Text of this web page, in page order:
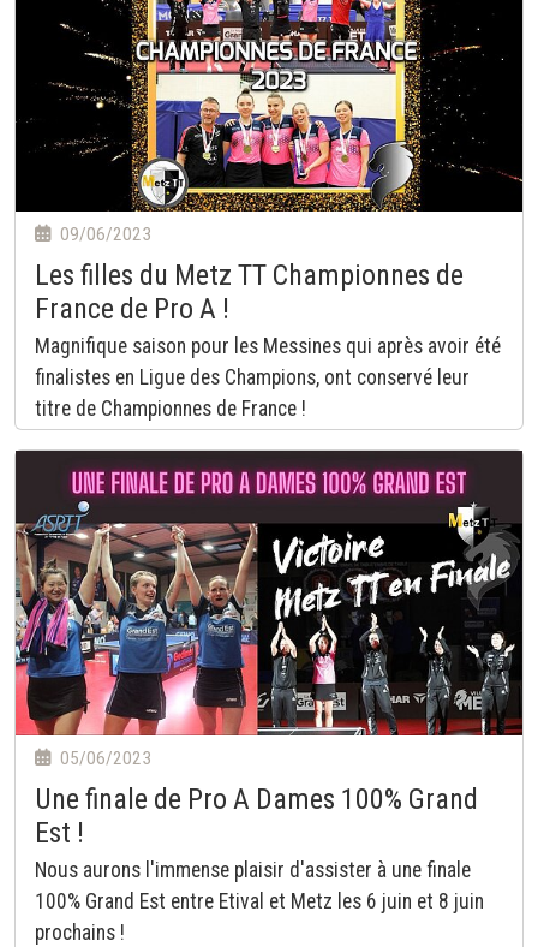
09/06/2023
Les filles du Metz TT Championnes de
France de Pro A !
Magnifique saison pour les Messines qui après avoir été
finalistes en Ligue des Champions, ont conservé leur
titre de Championnes de France !
05/06/2023
Une finale de Pro A Dames 100% Grand
Est !
Nous aurons l'immense plaisir d'assister à une finale
100% Grand Est entre Etival et Metz les 6 juin et 8 juin
prochains !